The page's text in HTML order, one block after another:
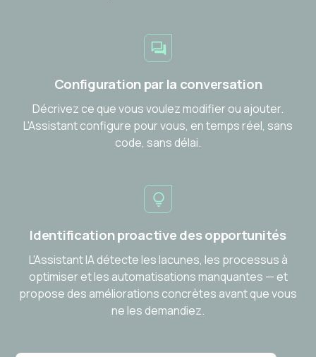
Configuration par la conversation
Décrivez ce que vous voulez modifier ou ajouter.
L'Assistant configure pour vous, en temps réel, sans
code, sans délai.
Identification proactive des opportunités
L'Assistant IA détecte les lacunes, les processus à
optimiser et les automatisations manquantes — et
propose des améliorations concrètes avant que vous
ne les demandiez.